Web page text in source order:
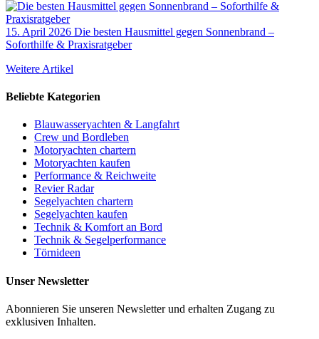
15. April 2026 Die besten Hausmittel gegen Sonnenbrand –
Soforthilfe & Praxisratgeber
Weitere Artikel
Beliebte Kategorien
Blauwasseryachten & Langfahrt
Crew und Bordleben
Motoryachten chartern
Motoryachten kaufen
Performance & Reichweite
Revier Radar
Segelyachten chartern
Segelyachten kaufen
Technik & Komfort an Bord
Technik & Segelperformance
Törnideen
Unser Newsletter
Abonnieren Sie unseren Newsletter und erhalten Zugang zu
exklusiven Inhalten.